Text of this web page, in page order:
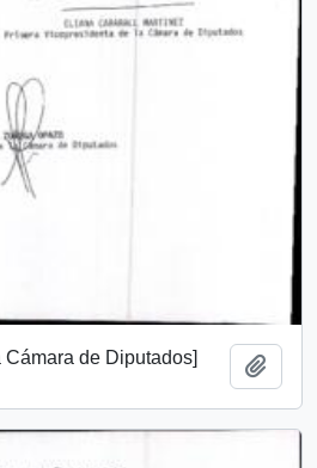
Cámara de Diputados]